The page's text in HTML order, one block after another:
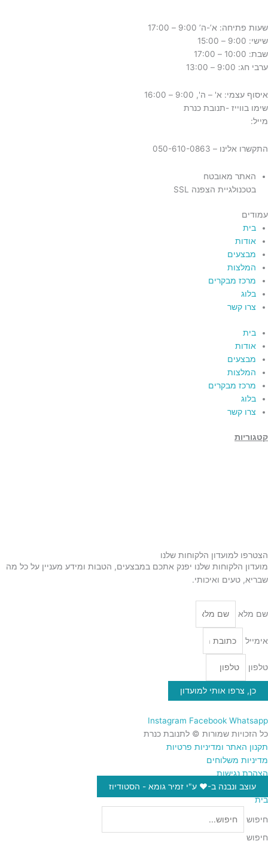
שעות פתיחה: א’-ה’ 9:00 – 17:00
שישי: 9:00 – 15:00
שבת: 10:00 – 17:00
ערבי חג: 9:00 – 13:00
איסוף עצמי: א' – ה', 9:00 – 16:00
שימו בווייז -תנובת כנרת
מייל:
התקשרו אלינו – 050-610-0863
האתר מאובטח
בטכנולגיית הצפנה SSL
עמודים
בית
אודות
מבצעים
המלצות
מרכז מבקרים
בלוג
צרו קשר
בית
אודות
מבצעים
המלצות
מרכז מבקרים
בלוג
צרו קשר
קטגוריות
הצטרפו למועדון הלקוחות שלנו
מועדון הלקוחות שלנו יפנק אתכם במבצעים, הטבות ומידע מעניין על כל מה
שבריא, טעים ואיכותי.
שם מלא
אימייל
טלפון
כן, צרפו אותי למועדון
Instagram Facebook Whatsapp
כל הזכויות שמורות © לתנובת כנרת
תקנון האתר ומדיניות פרטיות
מדיניות משלוחים
הצהרת נגישות
עוצב ונבנה ב-♥︎ ע"י זמיר גומא - הסטודיוז
בית
חיפוש
חיפוש